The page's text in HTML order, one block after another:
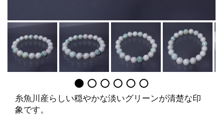
糸魚川産らしい穏やかな淡いグリーンが清楚な印
象です。